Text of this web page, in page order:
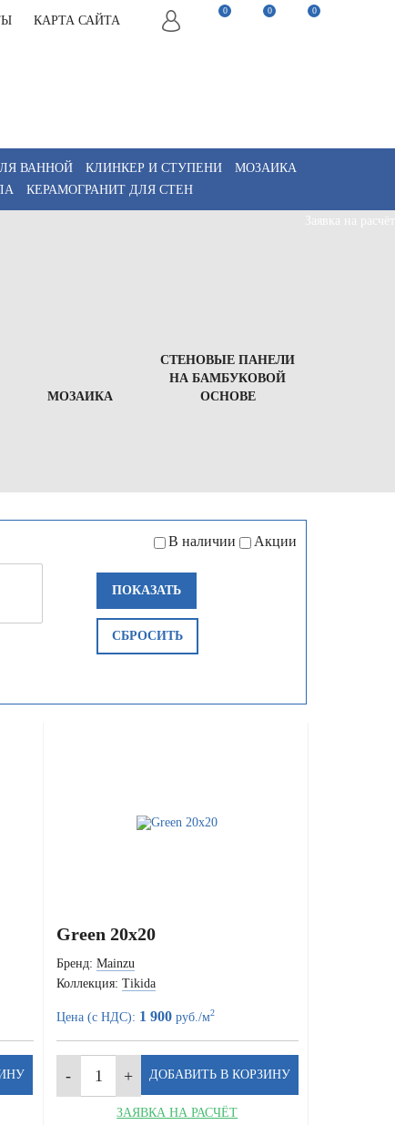
КАРТА САЙТА
0 0 0
ВАННОЙ КЛИНКЕР И СТУПЕНИ
МОЗАИКА
КЕРАМОГРАНИТ ДЛЯ СТЕН
МОЗАИКА
СТЕНОВЫЕ ПАНЕЛИ
НА БАМБУКОВОЙ
ОСНОВЕ
Акции
В наличии
ПОКАЗАТЬ
СБРОСИТЬ
Green 20x20
Бренд: Mainzu
Коллекция: Tikida
Цена (с НДС): 1 900руб./м2
ЗАЯВКА НА РАСЧЁТ
Заявка на расчёт